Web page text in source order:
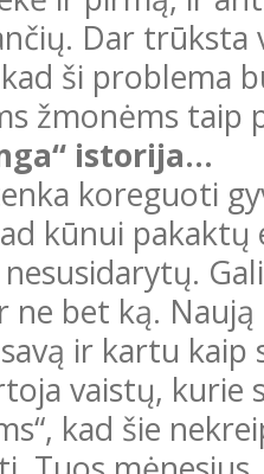
Dar trūksta
ši problema
žmonėms taip
istorija...
koreguoti
kūnui
ne bet ką.
ir kartu
vaistų,
kad šie